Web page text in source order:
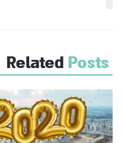
Related Posts